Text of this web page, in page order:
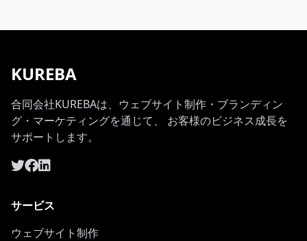
KUREBA
合同会社KUREBAは、ウェブサイト制作・ブランディン
グ・マーケティングを通じて、 お客様のビジネス成長を
サポートします。
サービス
ウェブサイト制作